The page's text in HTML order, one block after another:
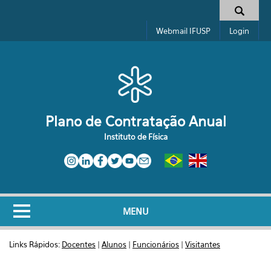
Formulário de busca
Webmail IFUSP Login
Plano de Contratação Anual
Instituto de Física
MENU
Links Rápidos: Docentes | Alunos | Funcionários | Visitantes